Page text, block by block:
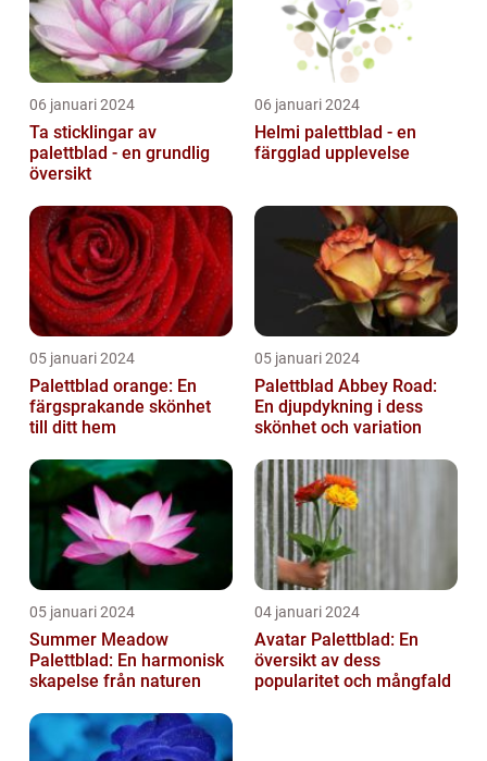
06 januari 2024
Ta sticklingar av
palettblad - en grundlig
översikt
06 januari 2024
Helmi palettblad - en
färgglad upplevelse
05 januari 2024
Palettblad orange: En
färgsprakande skönhet
till ditt hem
05 januari 2024
Palettblad Abbey Road:
En djupdykning i dess
skönhet och variation
05 januari 2024
Summer Meadow
Palettblad: En harmonisk
skapelse från naturen
04 januari 2024
Avatar Palettblad: En
översikt av dess
popularitet och mångfald